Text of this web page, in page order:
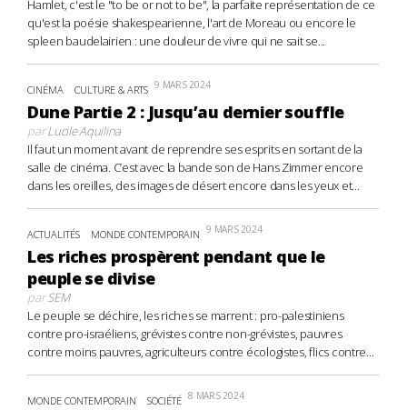
Hamlet, c'est le "to be or not to be", la parfaite représentation de ce
qu'est la poésie shakespearienne, l'art de Moreau ou encore le
spleen baudelairien : une douleur de vivre qui ne sait se...
CINÉMA CULTURE & ARTS 9 MARS 2024
Dune Partie 2 : Jusqu’au dernier souffle
parLucile Aquilina
Il faut un moment avant de reprendre ses esprits en sortant de la
salle de cinéma. C’est avec la bande son de Hans Zimmer encore
dans les oreilles, des images de désert encore dans les yeux et...
ACTUALITÉS MONDE CONTEMPORAIN 9 MARS 2024
Les riches prospèrent pendant que le
peuple se divise
parSEM
Le peuple se déchire, les riches se marrent : pro-palestiniens
contre pro-israéliens, grévistes contre non-grévistes, pauvres
contre moins pauvres, agriculteurs contre écologistes, flics contre...
MONDE CONTEMPORAIN SOCIÉTÉ 8 MARS 2024